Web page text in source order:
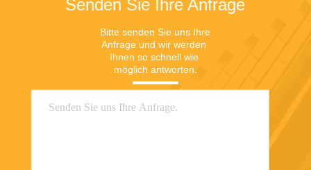
Senden Sie Ihre Anfrage
Bitte senden Sie uns Ihre
Anfrage und wir werden
Ihnen so schnell wie
möglich antworten.